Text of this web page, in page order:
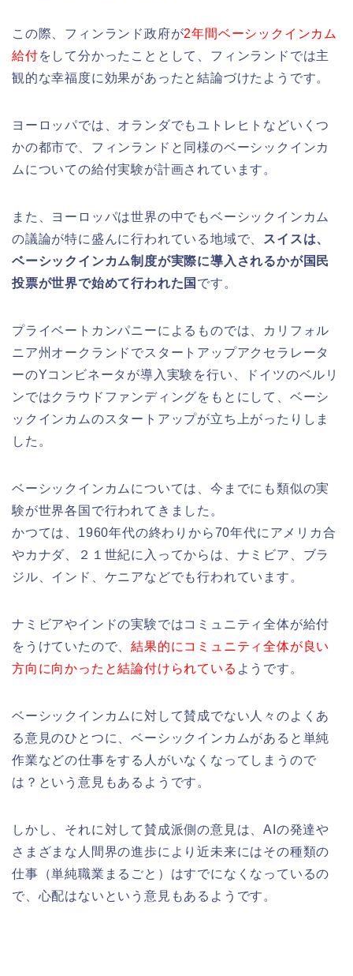
この際、フィンランド政府が2年間ベーシックインカム
給付をして分かったこととして、フィンランドでは主
観的な幸福度に効果があったと結論づけたようです。
ヨーロッパでは、オランダでもユトレヒトなどいくつ
かの都市で、フィンランドと同様のベーシックインカ
ムについての給付実験が計画されています。
また、ヨーロッパは世界の中でもベーシックインカム
の議論が特に盛んに行われている地域で、
スイスは、
ベーシックインカム制度が実際に導入されるかが国民
投票が世界で始めて行われた国 です。
プライベートカンパニーによるものでは、カリフォル
ニア州オークランドでスタートアップアクセラレータ
ーのYコンビネータが導入実験を行い、ドイツのベルリ
ンではクラウドファンディングをもとにして、ベーシ
ックインカムのスタートアップが立ち上がったりしま
した。
ベーシックインカムについては、今までにも類似の実
験が世界各国で行われてきました。
かつては、1960年代の終わりから70年代にアメリカ合
やカナダ、２１世紀に入ってからは、ナミビア、ブラ
ジル、インド、ケニアなどでも行われています。
ナミビアやインドの実験ではコミュニティ全体が給付
をうけていたので、結果的にコミュニティ全体が良い
方向に向かったと結論付けられている ようです。
ベーシックインカムに対して賛成でない人々のよくあ
る意見のひとつに、ベーシックインカムがあると単純
作業などの仕事をする人がいなくなってしまうので
は？という意見もあるようです。
しかし、それに対して賛成派側の意見は、AIの発達や
さまざまな人間界の進歩により近未来にはその種類の
仕事（単純職業まるごと）はすでになくなっているの
で、心配はないという意見もあるようです。